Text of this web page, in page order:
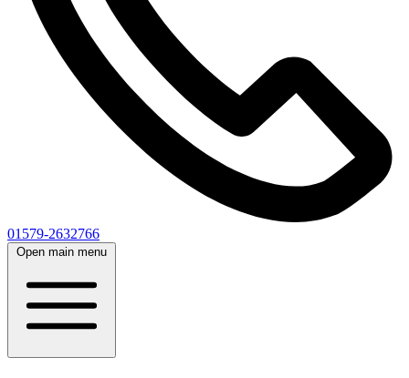
01579-2632766
Open main menu